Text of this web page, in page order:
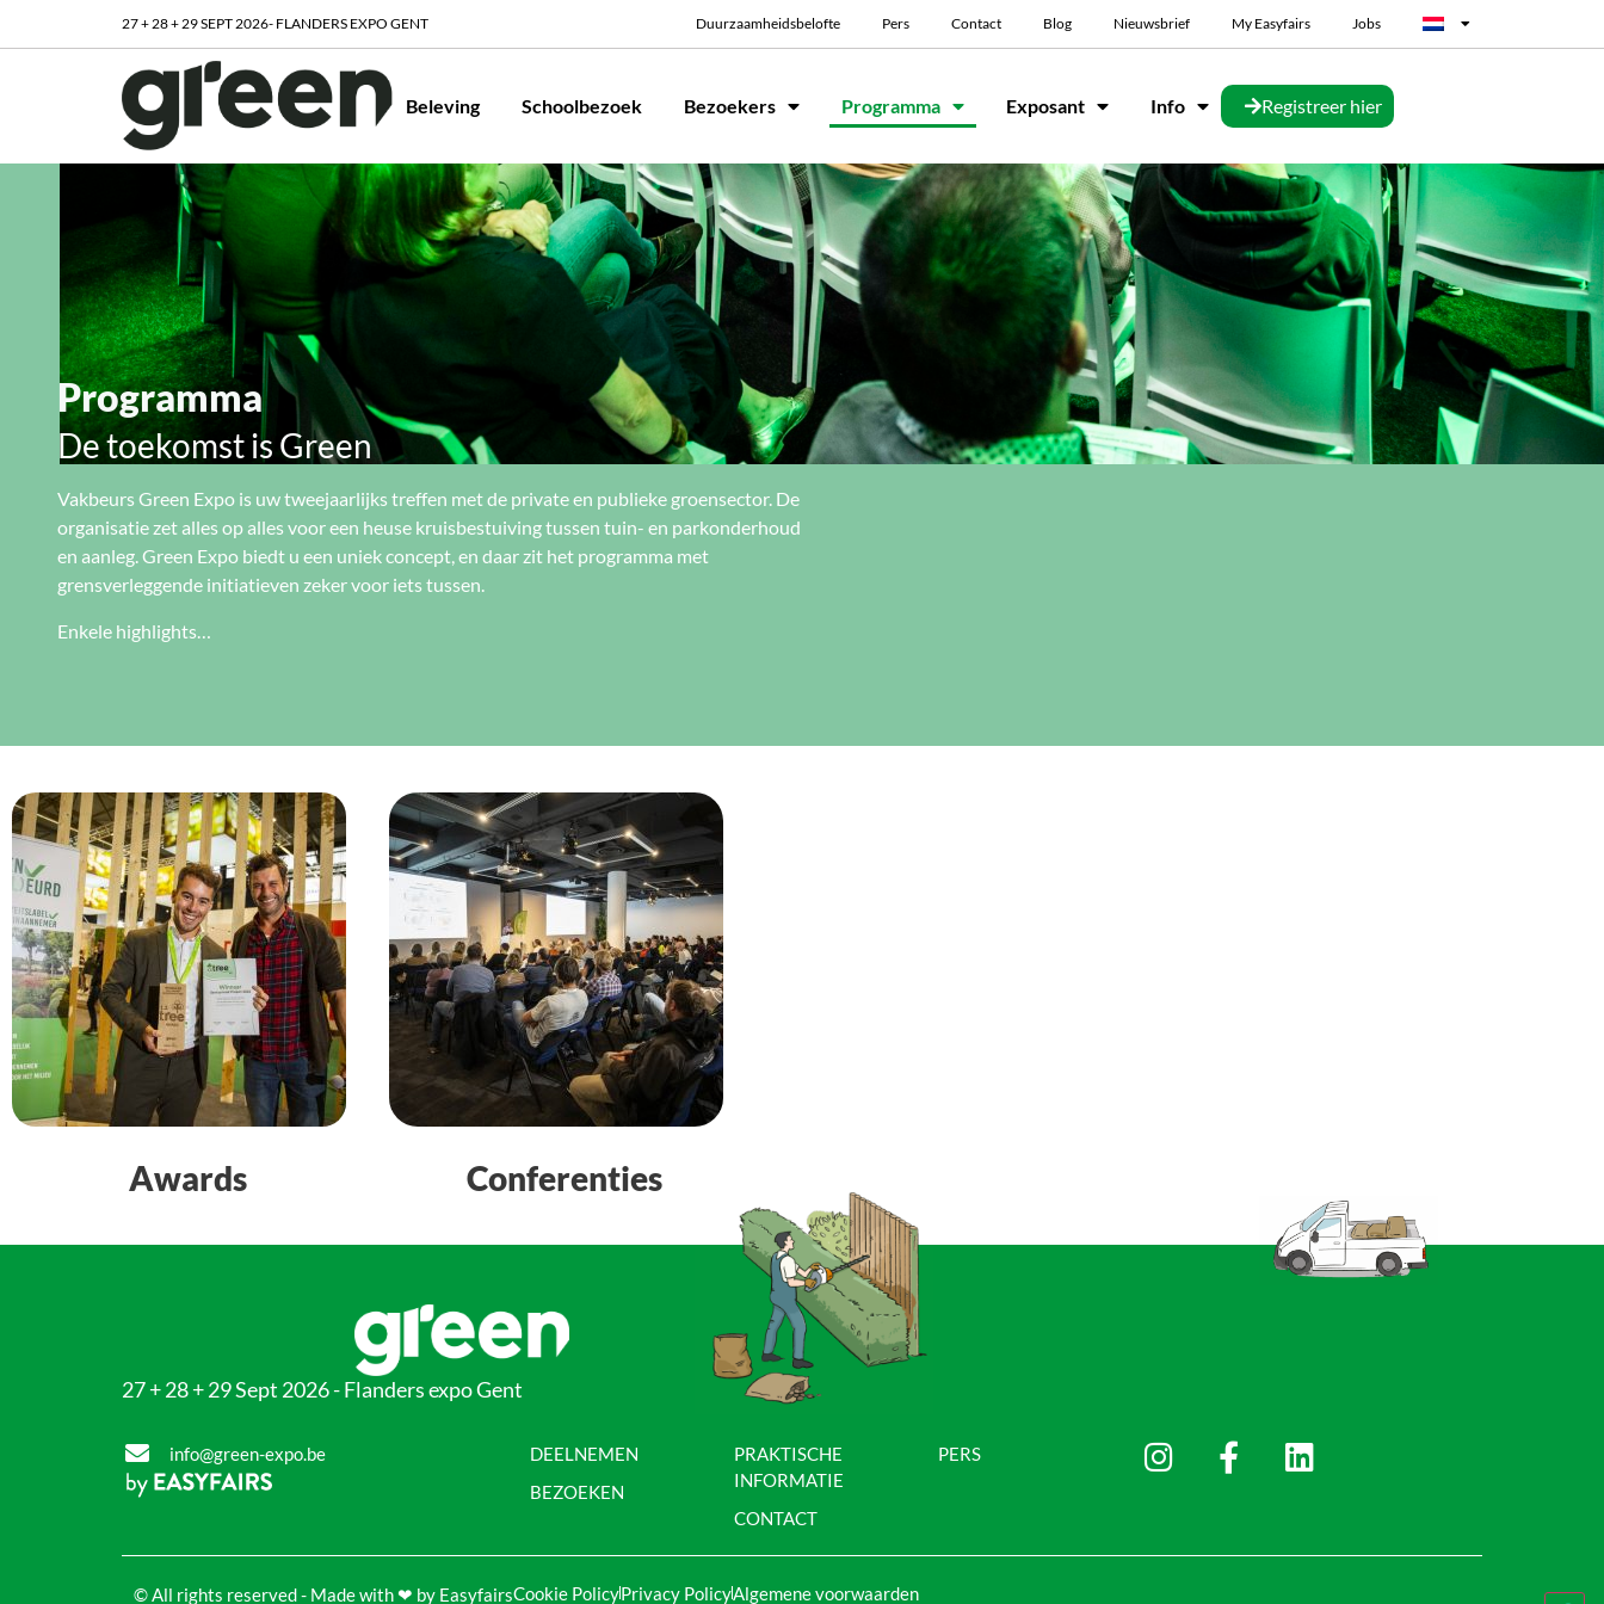
27 + 28 + 29 SEPT 2026- FLANDERS EXPO GENT Duurzaamheidsbelofte Pers Contact Blog Nieuwsbrief My Easyfairs Jobs
Beleving Schoolbezoek Bezoekers Programma Exposant Info Registreer hier
Programma
De toekomst is Green
Vakbeurs Green Expo is uw tweejaarlijks treffen met de private en publieke groensector. De
organisatie zet alles op alles voor een heuse kruisbestuiving tussen tuin- en parkonderhoud
en aanleg. Green Expo biedt u een uniek concept, en daar zit het programma met
grensverleggende initiatieven zeker voor iets tussen.
Enkele highlights…
Awards Conferenties
27 + 28 + 29 Sept 2026 - Flanders expo Gent
info@green-expo.be
DEELNEMEN
BEZOEKEN
PRAKTISCHE
INFORMATIE
CONTACT
PERS
© All rights reserved - Made with ❤ by EasyfairsCookie PolicyPrivacy PolicyAlgemene voorwaarden